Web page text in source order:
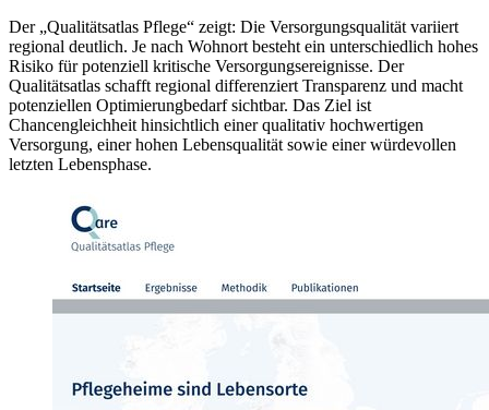
Der „Qualitätsatlas Pflege“ zeigt: Die Versorgungsqualität variiert
regional deutlich. Je nach Wohnort besteht ein unterschiedlich hohes
Risiko für potenziell kritische Versorgungsereignisse. Der
Qualitätsatlas schafft regional differenziert Transparenz und macht
potenziellen Optimierungbedarf sichtbar. Das Ziel ist
Chancengleichheit hinsichtlich einer qualitativ hochwertigen
Versorgung, einer hohen Lebensqualität sowie einer würdevollen
letzten Lebensphase.